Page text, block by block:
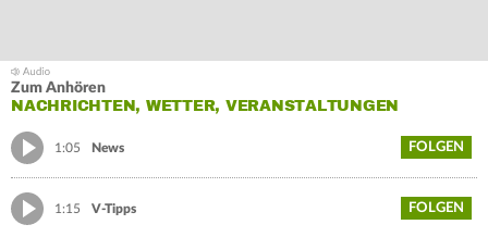
Zum Anhören
NACHRICHTEN, WETTER, VERANSTALTUNGEN
1:05 News FOLGEN
1:15 V-Tipps FOLGEN